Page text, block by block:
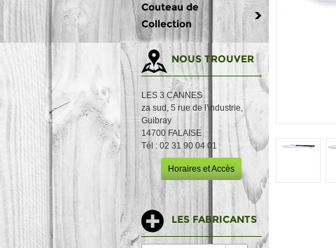
Couteau de
Collection
NOUS TROUVER
LES 3 CANNES
za sud, 5 rue de l'industrie,
Guibray
14700 FALAISE
Tél : 02 31 90 04 01
Horaires et Accès
LES FABRICANTS